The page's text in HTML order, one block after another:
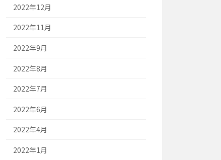
2022年12月
2022年11月
2022年9月
2022年8月
2022年7月
2022年6月
2022年4月
2022年1月